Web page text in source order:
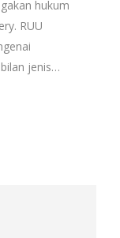
hukum
RUU
jenis…